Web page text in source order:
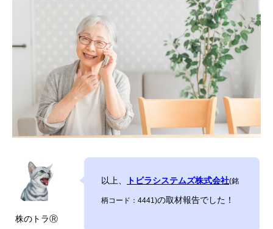
株のトラⓇ
以上、 トビラシステムズ株式会社(銘
柄コード：4441)の取材報告でした！